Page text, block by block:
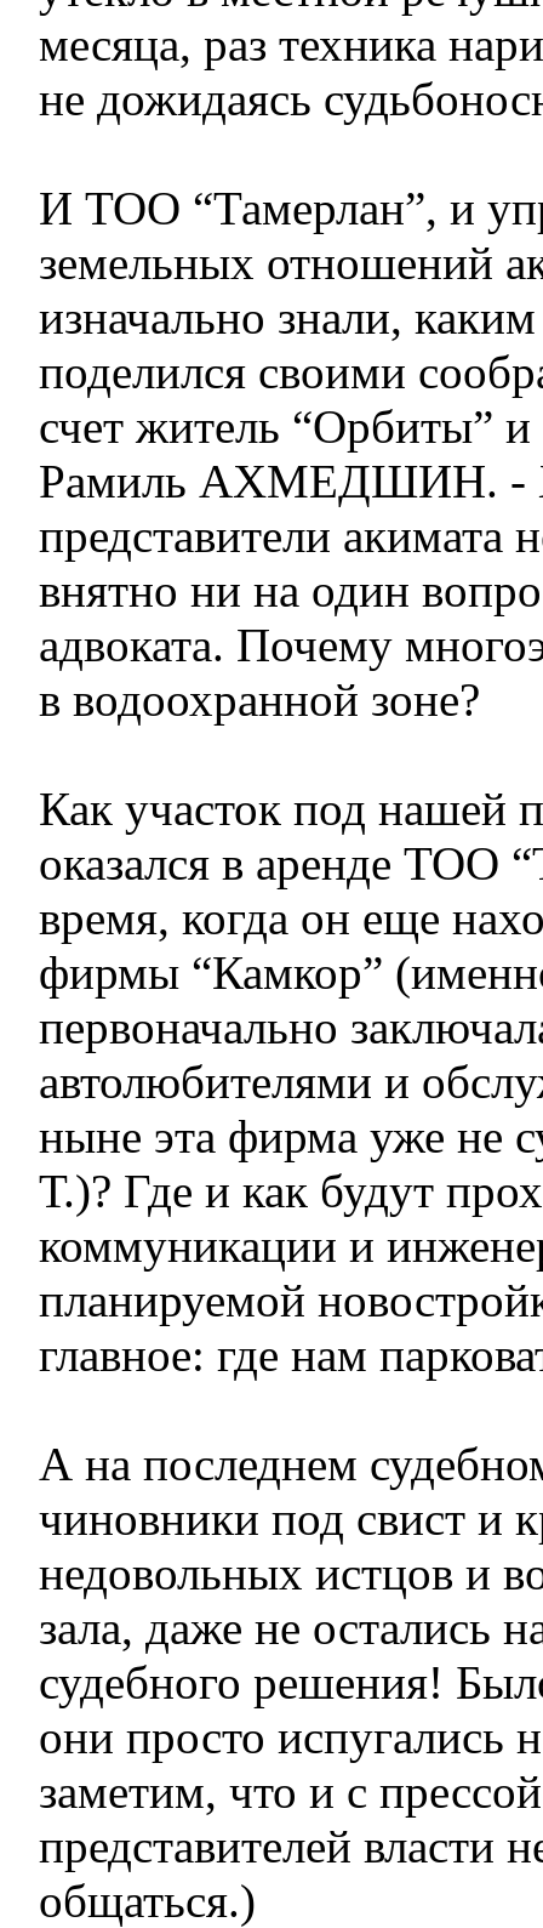
месяца, раз техника
не дожидаясь
И ТОО “Тамерлан”, и
земельных отношений
изначально знали,
поделился своими
счет житель “Орбиты”
Рамиль АХМЕДШИН. -
представители акимата
внятно ни на один
адвоката. Почему
в водоохранной зоне?
Как участок под нашей
оказался в аренде ТОО
время, когда он еще
фирмы “Камкор”
первоначально
автолюбителями и
ныне эта фирма уже не
Т.)? Где и как будут
коммуникации и
планируемой
главное: где нам
А на последнем
чиновники под свист и
недовольных истцов и
зала, даже не остались
судебного решения!
они просто испугались
заметим, что и с
представителей власти
общаться.)